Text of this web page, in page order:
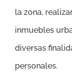
la zona,
inmuebles
diversas
personales.